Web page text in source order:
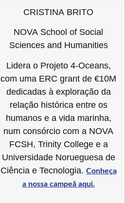
CRISTINA BRITO
NOVA School of Social
Sciences and Humanities
Lidera o Projeto 4-Oceans,
com uma ERC grant de €10M
dedicadas à exploração da
relação histórica entre os
humanos e a vida marinha,
num consórcio com a NOVA
FCSH, Trinity College e a
Universidade Norueguesa de
Ciência e Tecnologia. Conheça
a nossa campeã aqui.